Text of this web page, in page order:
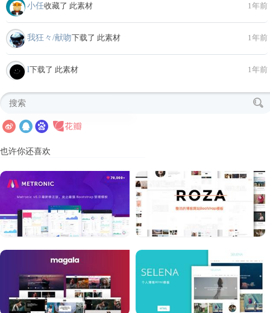
小任收藏了 此素材 1年前
我狂々/献吻下载了 此素材 1年前
l下载了 此素材 1年前
也许你还喜欢